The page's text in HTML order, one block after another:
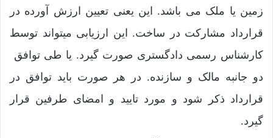
زمین یا ملک می باشد. این یعنی تعیین ارزش آورده در
قرارداد مشارکت در ساخت. این ارزیابی میتواند توسط
کارشناس رسمی دادگستری صورت گیرد. یا طی توافق
دو جانبه مالک و سازنده. در هر صورت باید توافق در
قرارداد ذکر شود و مورد تایید و امضای طرفین قرار
گیرد.